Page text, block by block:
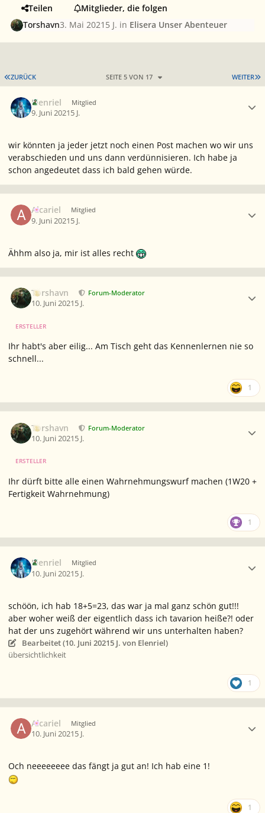
Teilen
Mitglieder, die folgen
Torshavn3. Mai 2021 5 J. in Elisera Unser Abenteuer
ERSTE SEITE
ZURÜCK WEITER
SEITE 5 VON 17
Elenriel Mitglied
9. Juni 20215 J.
wir könnten ja jeder jetzt noch einen Post machen wo wir uns
verabschieden und uns dann verdünnisieren. Ich habe ja
schon angedeutet dass ich bald gehen würde.
Alcariel Mitglied
9. Juni 20215 J.
Ähhm also ja, mir ist alles recht
Torshavn Forum-Moderator
10. Juni 20215 J.
ERSTELLER
Ihr habt's aber eilig... Am Tisch geht das Kennenlernen nie so
schnell...
1
Torshavn Forum-Moderator
10. Juni 20215 J.
ERSTELLER
Ihr dürft bitte alle einen Wahrnehmungswurf machen (1W20 +
Fertigkeit Wahrnehmung)
1
Elenriel Mitglied
10. Juni 20215 J.
schöön, ich hab 18+5=23, das war ja mal ganz schön gut!!!
aber woher weiß der eigentlich dass ich tavarion heiße?! oder
hat der uns zugehört während wir uns unterhalten haben?
Bearbeitet (10. Juni 20215 J. von Elenriel)
übersichtlichkeit
1
Alcariel Mitglied
10. Juni 20215 J.
Och neeeeeeee das fängt ja gut an! Ich hab eine 1!
1